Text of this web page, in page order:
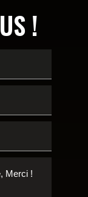
!